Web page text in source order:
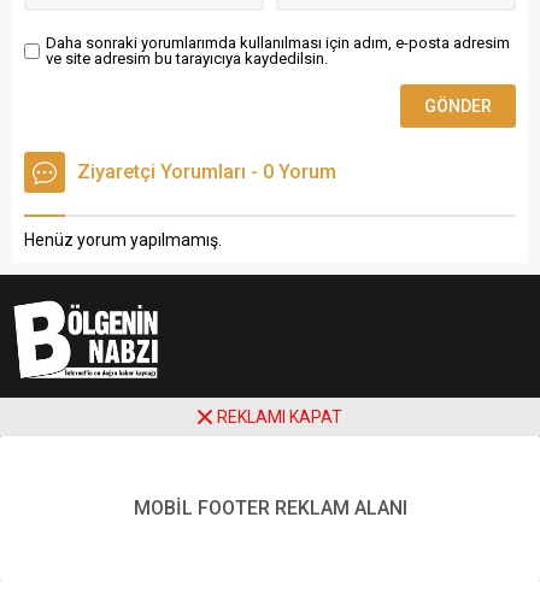
Daha sonraki yorumlarımda kullanılması için adım, e-posta adresim
ve site adresim bu tarayıcıya kaydedilsin.
Ziyaretçi Yorumları - 0 Yorum
Henüz yorum yapılmamış.
Copyright © 2025 bolgeninnabzi.com
REKLAMI KAPAT
MOBİL FOOTER REKLAM ALANI